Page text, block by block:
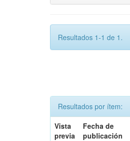
Resultados 1-1 de 1.
Resultados por ítem:
Vista
previa
Fecha de
publicación